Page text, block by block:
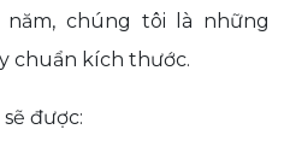
chúng tôi là những
chuẩn kích thước.
được: